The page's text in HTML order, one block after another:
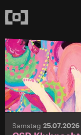
Samstag 25.07.2026